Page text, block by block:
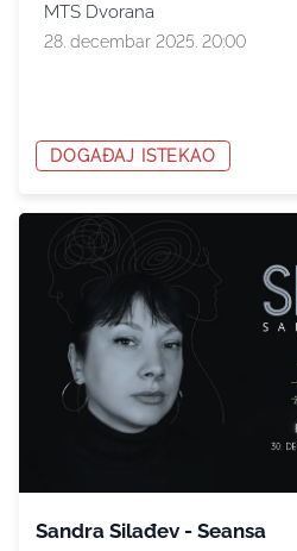
MTS Dvorana
28. decembar 2025. 20:00
DOGAĐAJ ISTEKAO
Sandra Silađev - Seansa